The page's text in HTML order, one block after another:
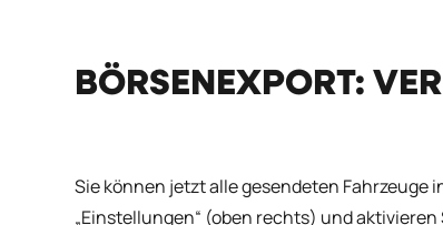
BÖRSENEXPORT:
Sie können jetzt alle gesendeten Fahrzeuge
„Einstellungen“ (oben rechts) und